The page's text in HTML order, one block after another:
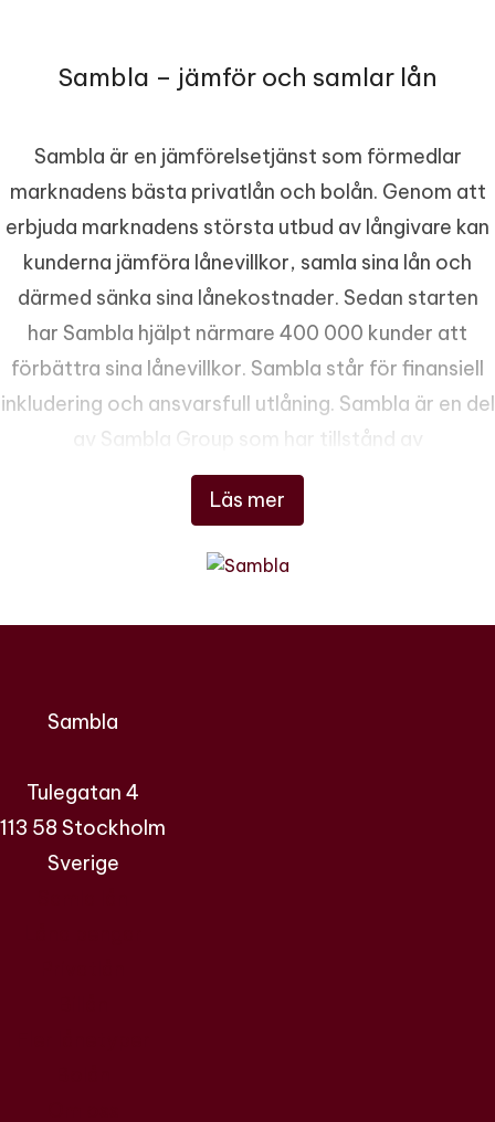
Sambla – jämför och samlar lån
Läs mer
Sambla är en jämförelsetjänst som förmedlar
marknadens bästa privatlån och bolån. Genom att
erbjuda marknadens största utbud av långivare kan
kunderna jämföra lånevillkor, samla sina lån och
därmed sänka sina lånekostnader. Sedan starten
har Sambla hjälpt närmare 400 000 kunder att
förbättra sina lånevillkor. Sambla står för finansiell
inkludering och ansvarsfull utlåning. Sambla är en del
av Sambla Group som har tillstånd av
Finansinspektionen att bedriva
konsumentkreditförmedling och
Sambla
Tulegatan 4
113 58 Stockholm
Sverige